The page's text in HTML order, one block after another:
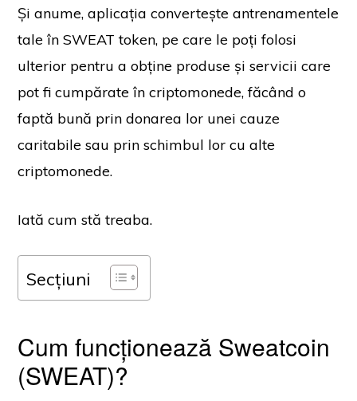
Și anume, aplicația convertește antrenamentele
tale în SWEAT token, pe care le poți folosi
ulterior pentru a obține produse și servicii care
pot fi cumpărate în criptomonede, făcând o
faptă bună prin donarea lor unei cauze
caritabile sau prin schimbul lor cu alte
criptomonede.
Iată cum stă treaba.
Secțiuni
Cum funcționează Sweatcoin
(SWEAT)?